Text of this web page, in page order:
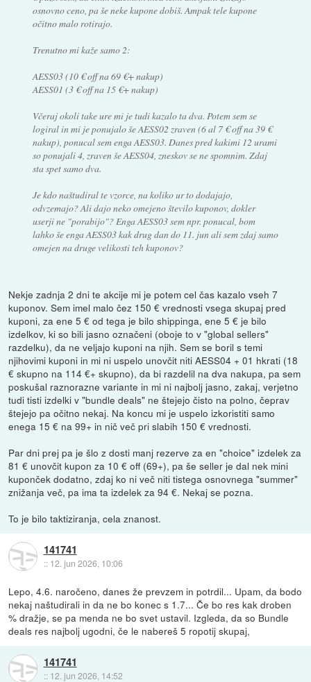
osnovno ceno, pa še neke kupone dobiš. Ampak tele kupone
očitno malo rotirajo.
Trenutno mi kaže samo 2:
AESS03 (10 € off na 69 €+ nakup)
AESS01 (3 € off na 15 €+ nakup)
Včeraj okoli take ure mi je tudi kazalo ta dva. Potem sem se
logiral in mi je ponujalo še AESS02 zraven (6 al 7 € off na 39 €
nakup), ponucal sem enga AESS03. Danes pred kakimi 12 urami
so ponujali 4, zraven še AESS04, zneskov se ne spomnim. Zdaj
sta spet samo dva.
Je kdo naštudiral te vzorce, na koliko ur to dodajajo,
odvzemajo? Ali dajo neko omejeno število kuponov, dokler
userji ne "porabijo"? Enga AESS03 sem npr. ponucal, bom
lahko še enga AESS03 kak drug dan do 11. jun ali sem zdaj samo
omejen na druge velikosti teh kuponov?
Nekje zadnja 2 dni te akcije mi je potem cel čas kazalo vseh 7
kuponov. Sem imel malo čez 150 € vrednosti vsega skupaj pred
kuponi, za ene 5 € od tega je bilo shippinga, ene 5 € je bilo
izdelkov, ki so bili jasno označeni (oboje to v "global sellers"
razdelku), da ne veljajo kuponi na njih. Sem se boril s temi
njihovimi kuponi in mi ni uspelo unovčit niti AESS04 + 01 hkrati (18
€ skupno na 114 €+ skupno), da bi razdelil na dva nakupa, pa sem
poskušal raznorazne variante in mi ni najbolj jasno, zakaj, verjetno
tudi tisti izdelki v "bundle deals" ne štejejo čisto na polno, čeprav
štejejo pa očitno nekaj. Na koncu mi je uspelo izkoristiti samo
enega 15 € na 99+ in nič več pri slabih 150 € vrednosti.
Par dni prej pa je šlo z dosti manj rezerve za en "choice" izdelek za
81 € unovčit kupon za 10 € off (69+), pa še seller je dal nek mini
kuponček dodatno, zdaj ko ni več niti tistega osnovnega "summer"
znižanja več, pa ima ta izdelek za 94 €. Nekaj se pozna.
To je bilo taktiziranja, cela znanost.
141741
:: 12. jun 2026, 10:06
Lepo, 4.6. naročeno, danes že prevzem in potrdil... Upam, da bodo
nekaj naštudirali in da ne bo konec s 1.7... Če bo res kak droben
% dražje, se pa menda ne bo svet ustavil. Izgleda, da so Bundle
deals res najbolj ugodni, če le nabereš 5 ropotij skupaj,
141741
:: 12. jun 2026, 14:52